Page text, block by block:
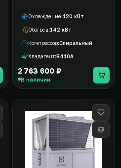
Охлаждение 120 кВт
Обогрев 142 кВт
Компрессор Спиральный
Хладагент R410A
2 763 600 ₽
В наличии